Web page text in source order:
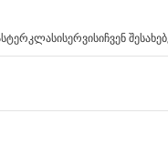
ᲡᲔᲠᲕᲘᲡᲘᲩᲕᲔᲜ ᲨᲔᲡᲐᲮᲔᲑ